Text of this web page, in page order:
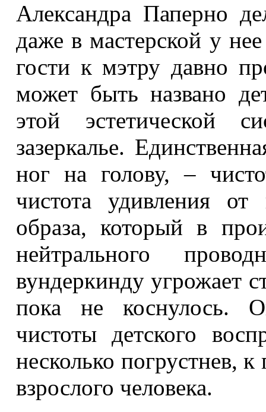
Александра Паперно
даже в мастерской у
гости к мэтру давно
может быть названо
этой эстетической
зазеркалье.
ног на голову, –
чистота удивления
образа, который в
нейтрального
вундеркинду угрожает
пока не коснулось.
чистоты детского
несколько погрустнев,
взрослого человека.